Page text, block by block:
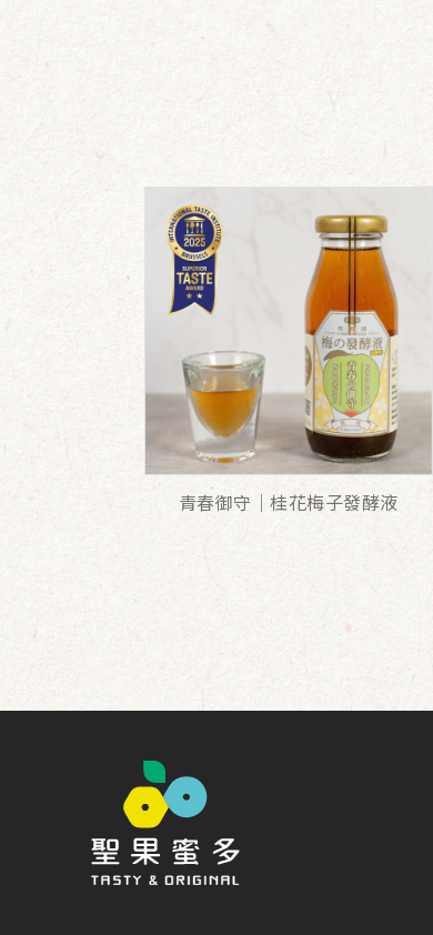
青春御守｜桂花梅子發酵液